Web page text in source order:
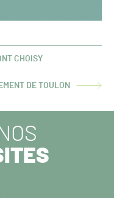
CHOISY
DE TOULON